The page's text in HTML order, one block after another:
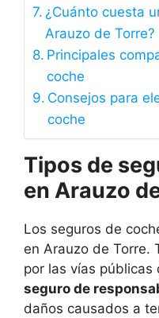
¿Cuánto cuesta
Arauzo de Torre?
Principales
coche
Consejos para
coche
Tipos de
en Arauzo
Los seguros de
en Arauzo de Torre.
por las vías públicas
seguro de
daños causados a